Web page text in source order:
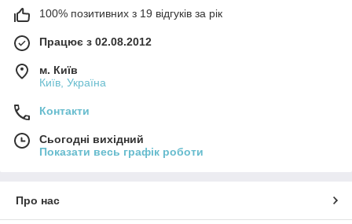
100% позитивних з 19 відгуків за рік
Працює з 02.08.2012
м. Київ
Київ, Україна
Контакти
Сьогодні вихідний
Показати весь графік роботи
Про нас